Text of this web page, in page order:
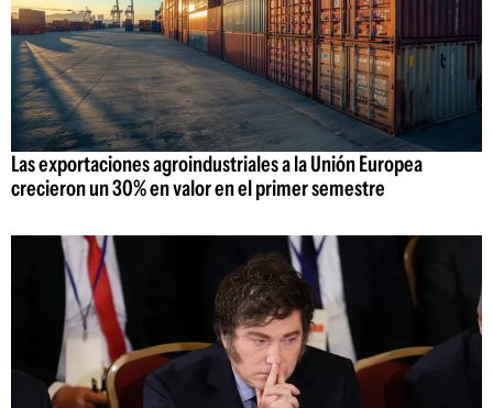
Las exportaciones agroindustriales a la Unión Europea
crecieron un 30% en valor en el primer semestre